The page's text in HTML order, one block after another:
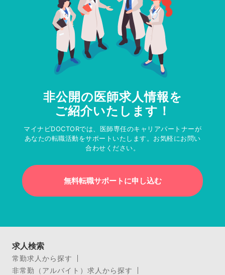
非公開の医師求人情報を
ご紹介いたします！
マイナビDOCTORでは、医師専任のキャリアパートナーが
あなたの転職活動をサポートいたします。お気軽にお問い
合わせください。
無料転職サポートに申し込む
求人検索
常勤求人から探す
非常勤（アルバイト）求人から探す